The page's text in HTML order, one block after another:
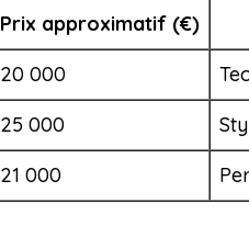
Prix approximatif (€)
20 000
25 000
21 000